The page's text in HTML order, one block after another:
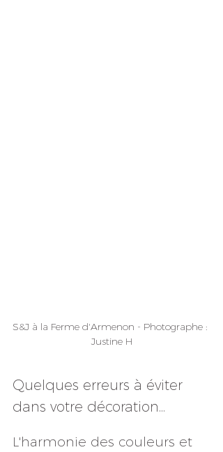
S&J à la Ferme d'Armenon - Photographe :
Justine H
Quelques erreurs à éviter
dans votre décoration...
L'harmonie des couleurs et